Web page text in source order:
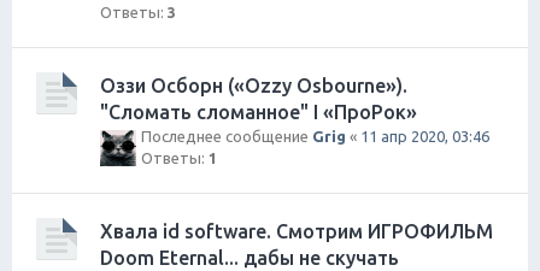
Ответы: 3
Оззи Осборн («Ozzy Osbourne»).
"Сломать сломанное" I «ПроРок»
Последнее сообщение Grig « 11 апр 2020, 03:46
Ответы: 1
Хвала id software. Смотрим ИГРОФИЛЬМ
Doom Eternal... дабы не скучать